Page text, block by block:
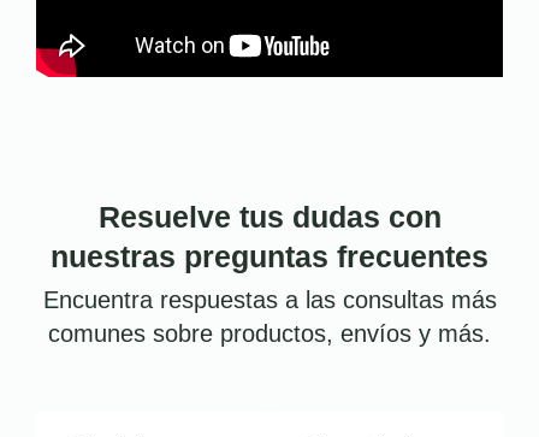
Resuelve tus dudas con
nuestras preguntas frecuentes
Encuentra respuestas a las consultas más
comunes sobre productos, envíos y más.